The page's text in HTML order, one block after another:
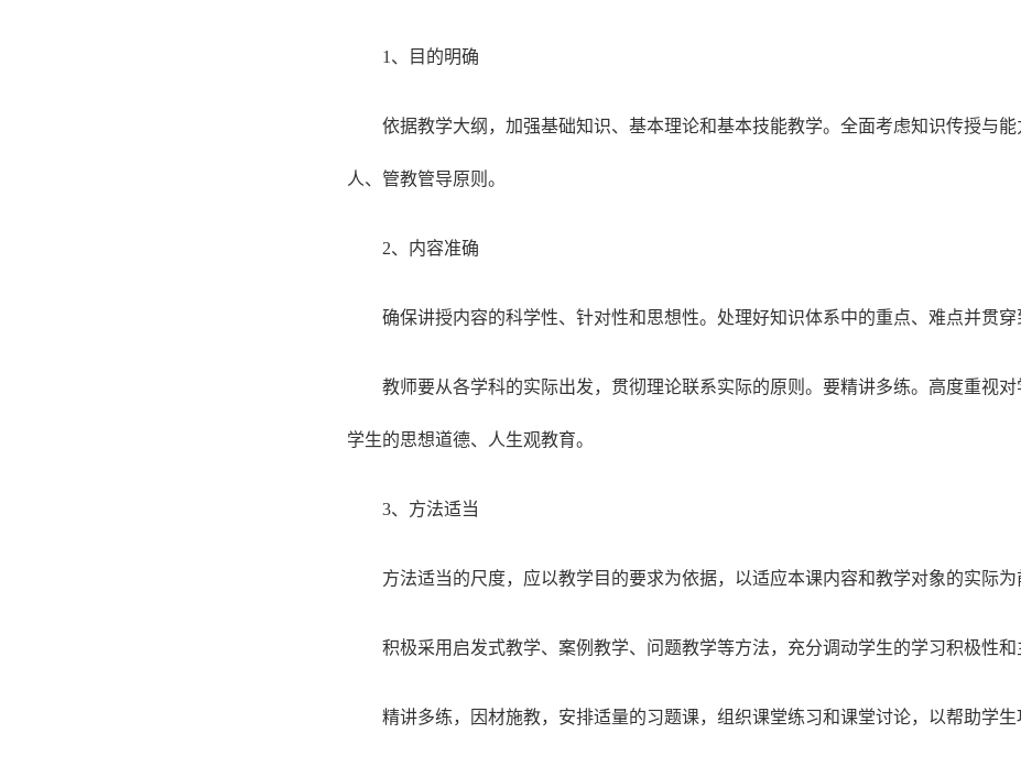
1、目的明确
依据教学大纲，加强基础知识、基本理论和基本技能教学。全面考虑知识传授与
人、管教管导原则。
2、内容准确
确保讲授内容的科学性、针对性和思想性。处理好知识体系中的重点、难点并贯穿
教师要从各学科的实际出发，贯彻理论联系实际的原则。要精讲多练。高度重视
学生的思想道德、人生观教育。
3、方法适当
方法适当的尺度，应以教学目的要求为依据，以适应本课内容和教学对象的实际为
积极采用启发式教学、案例教学、问题教学等方法，充分调动学生的学习积极性和
精讲多练，因材施教，安排适量的习题课，组织课堂练习和课堂讨论，以帮助学生